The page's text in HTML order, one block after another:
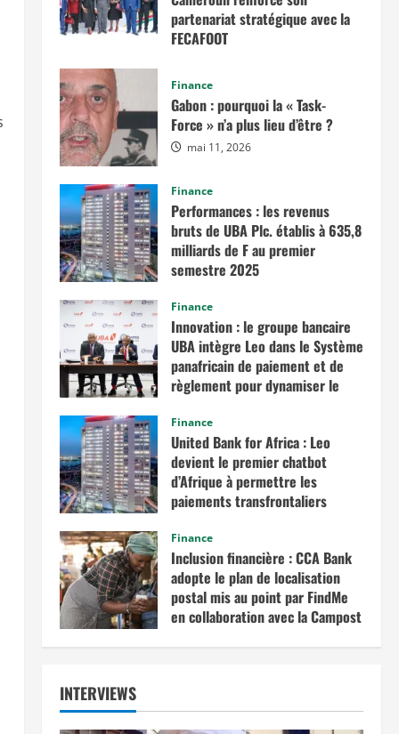
partenariat stratégique avec la
FECAFOOT
Finance
Gabon : pourquoi la « Task-
Force » n’a plus lieu d’être ?
mai 11, 2026
Finance
Performances : les revenus
bruts de UBA Plc. établis à 635,8
milliards de F au premier
semestre 2025
Finance
Innovation : le groupe bancaire
UBA intègre Leo dans le Système
panafricain de paiement et de
règlement pour dynamiser le
août 12, 2025
Finance
United Bank for Africa : Leo
devient le premier chatbot
d’Afrique à permettre les
paiements transfrontaliers
Finance
Inclusion financière : CCA Bank
adopte le plan de localisation
postal mis au point par FindMe
en collaboration avec la Campost
INTERVIEWS